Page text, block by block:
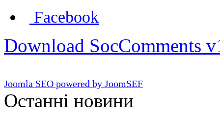
Facebook
Download SocComments
Joomla SEO powered by JoomSEF
Останні новини